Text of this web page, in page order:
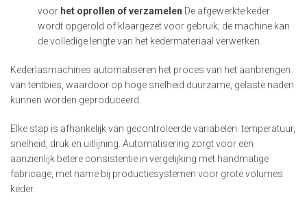
voor het oprollen of verzamelen De afgewerkte keder
wordt opgerold of klaargezet voor gebruik; de machine kan
de volledige lengte van het kedermateriaal verwerken.
Kederlasmachines automatiseren het proces van het aanbrengen
van tentbies, waardoor op hoge snelheid duurzame, gelaste naden
kunnen worden geproduceerd.
Elke stap is afhankelijk van gecontroleerde variabelen: temperatuur,
snelheid, druk en uitlijning. Automatisering zorgt voor een
aanzienlijk betere consistentie in vergelijking met handmatige
fabricage, met name bij productiesystemen voor grote volumes
keder.